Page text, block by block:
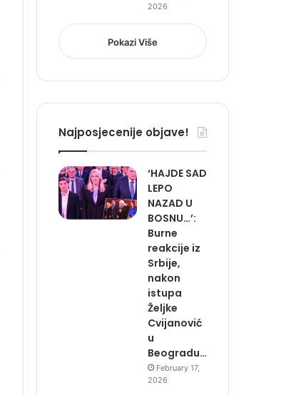
2026
Pokazi Više
Najposjecenije objave!
‘HAJDE SAD
LEPO
NAZAD U
BOSNU…’:
Burne
reakcije iz
Srbije,
nakon
istupa
Željke
Cvijanović
u
Beogradu…
February 17,
2026